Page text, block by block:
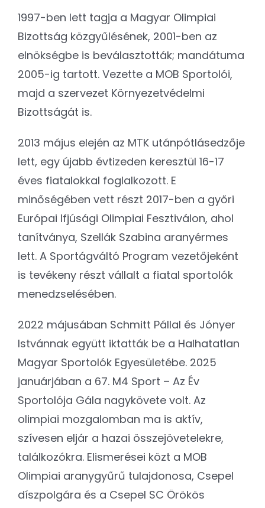
1997-ben lett tagja a Magyar Olimpiai
Bizottság közgyűlésének, 2001-ben az
elnökségbe is beválasztották; mandátuma
2005-ig tartott. Vezette a MOB Sportolói,
majd a szervezet Környezetvédelmi
Bizottságát is.
2013 május elején az MTK utánpótlásedzője
lett, egy újabb évtizeden keresztül 16-17
éves fiatalokkal foglalkozott. E
minőségében vett részt 2017-ben a győri
Európai Ifjúsági Olimpiai Fesztiválon, ahol
tanítványa, Szellák Szabina aranyérmes
lett. A Sportágváltó Program vezetőjeként
is tevékeny részt vállalt a fiatal sportolók
menedzselésében.
2022 májusában Schmitt Pállal és Jónyer
Istvánnak együtt iktatták be a Halhatatlan
Magyar Sportolók Egyesületébe. 2025
januárjában a 67. M4 Sport – Az Év
Sportolója Gála nagykövete volt. Az
olimpiai mozgalomban ma is aktív,
szívesen eljár a hazai összejövetelekre,
találkozókra. Elismerései közt a MOB
Olimpiai aranygyűrű tulajdonosa, Csepel
díszpolgára és a Csepel SC Örökös